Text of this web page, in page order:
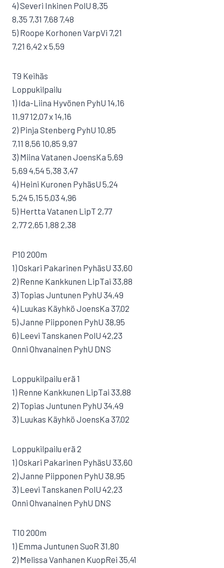
4) Severi Inkinen PolU 8,35
8,35 7,31 7,68 7,48
5) Roope Korhonen VarpVi 7,21
7,21 6,42 x 5,59
T9 Keihäs
Loppukilpailu
1) Ida-Liina Hyvönen PyhU 14,16
11,97 12,07 x 14,16
2) Pinja Stenberg PyhU 10,85
7,11 8,56 10,85 9,97
3) Miina Vatanen JoensKa 5,69
5,69 4,54 5,38 3,47
4) Heini Kuronen PyhäsU 5,24
5,24 5,15 5,03 4,96
5) Hertta Vatanen LipT 2,77
2,77 2,65 1,88 2,38
P10 200m
1) Oskari Pakarinen PyhäsU 33,60
2) Renne Kankkunen LipTai 33,88
3) Topias Juntunen PyhU 34,49
4) Luukas Käyhkö JoensKa 37,02
5) Janne Piipponen PyhU 38,95
6) Leevi Tanskanen PolU 42,23
Onni Ohvanainen PyhU DNS
Loppukilpailu erä 1
1) Renne Kankkunen LipTai 33,88
2) Topias Juntunen PyhU 34,49
3) Luukas Käyhkö JoensKa 37,02
Loppukilpailu erä 2
1) Oskari Pakarinen PyhäsU 33,60
2) Janne Piipponen PyhU 38,95
3) Leevi Tanskanen PolU 42,23
Onni Ohvanainen PyhU DNS
T10 200m
1) Emma Juntunen SuoR 31,80
2) Melissa Vanhanen KuopRei 35,41